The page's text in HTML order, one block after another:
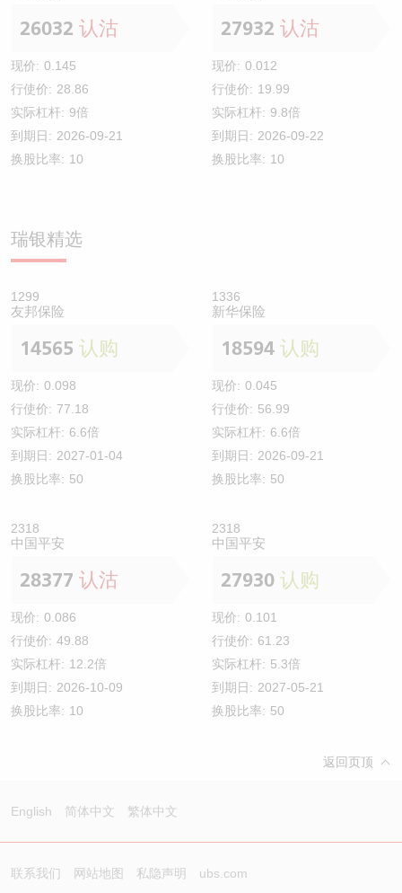
26032 认沽
现价: 0.145
行使价: 28.86
实际杠杆: 9倍
到期日: 2026-09-21
换股比率: 10
27932 认沽
现价: 0.012
行使价: 19.99
实际杠杆: 9.8倍
到期日: 2026-09-22
换股比率: 10
瑞银精选
1299
友邦保险
14565 认购
现价: 0.098
行使价: 77.18
实际杠杆: 6.6倍
到期日: 2027-01-04
换股比率: 50
1336
新华保险
18594 认购
现价: 0.045
行使价: 56.99
实际杠杆: 6.6倍
到期日: 2026-09-21
换股比率: 50
2318
中国平安
28377 认沽
现价: 0.086
行使价: 49.88
实际杠杆: 12.2倍
到期日: 2026-10-09
换股比率: 10
2318
中国平安
27930 认购
现价: 0.101
行使价: 61.23
实际杠杆: 5.3倍
到期日: 2027-05-21
换股比率: 50
返回页顶
English 简体中文 繁体中文
联系我们 网站地图 私隐声明 ubs.com